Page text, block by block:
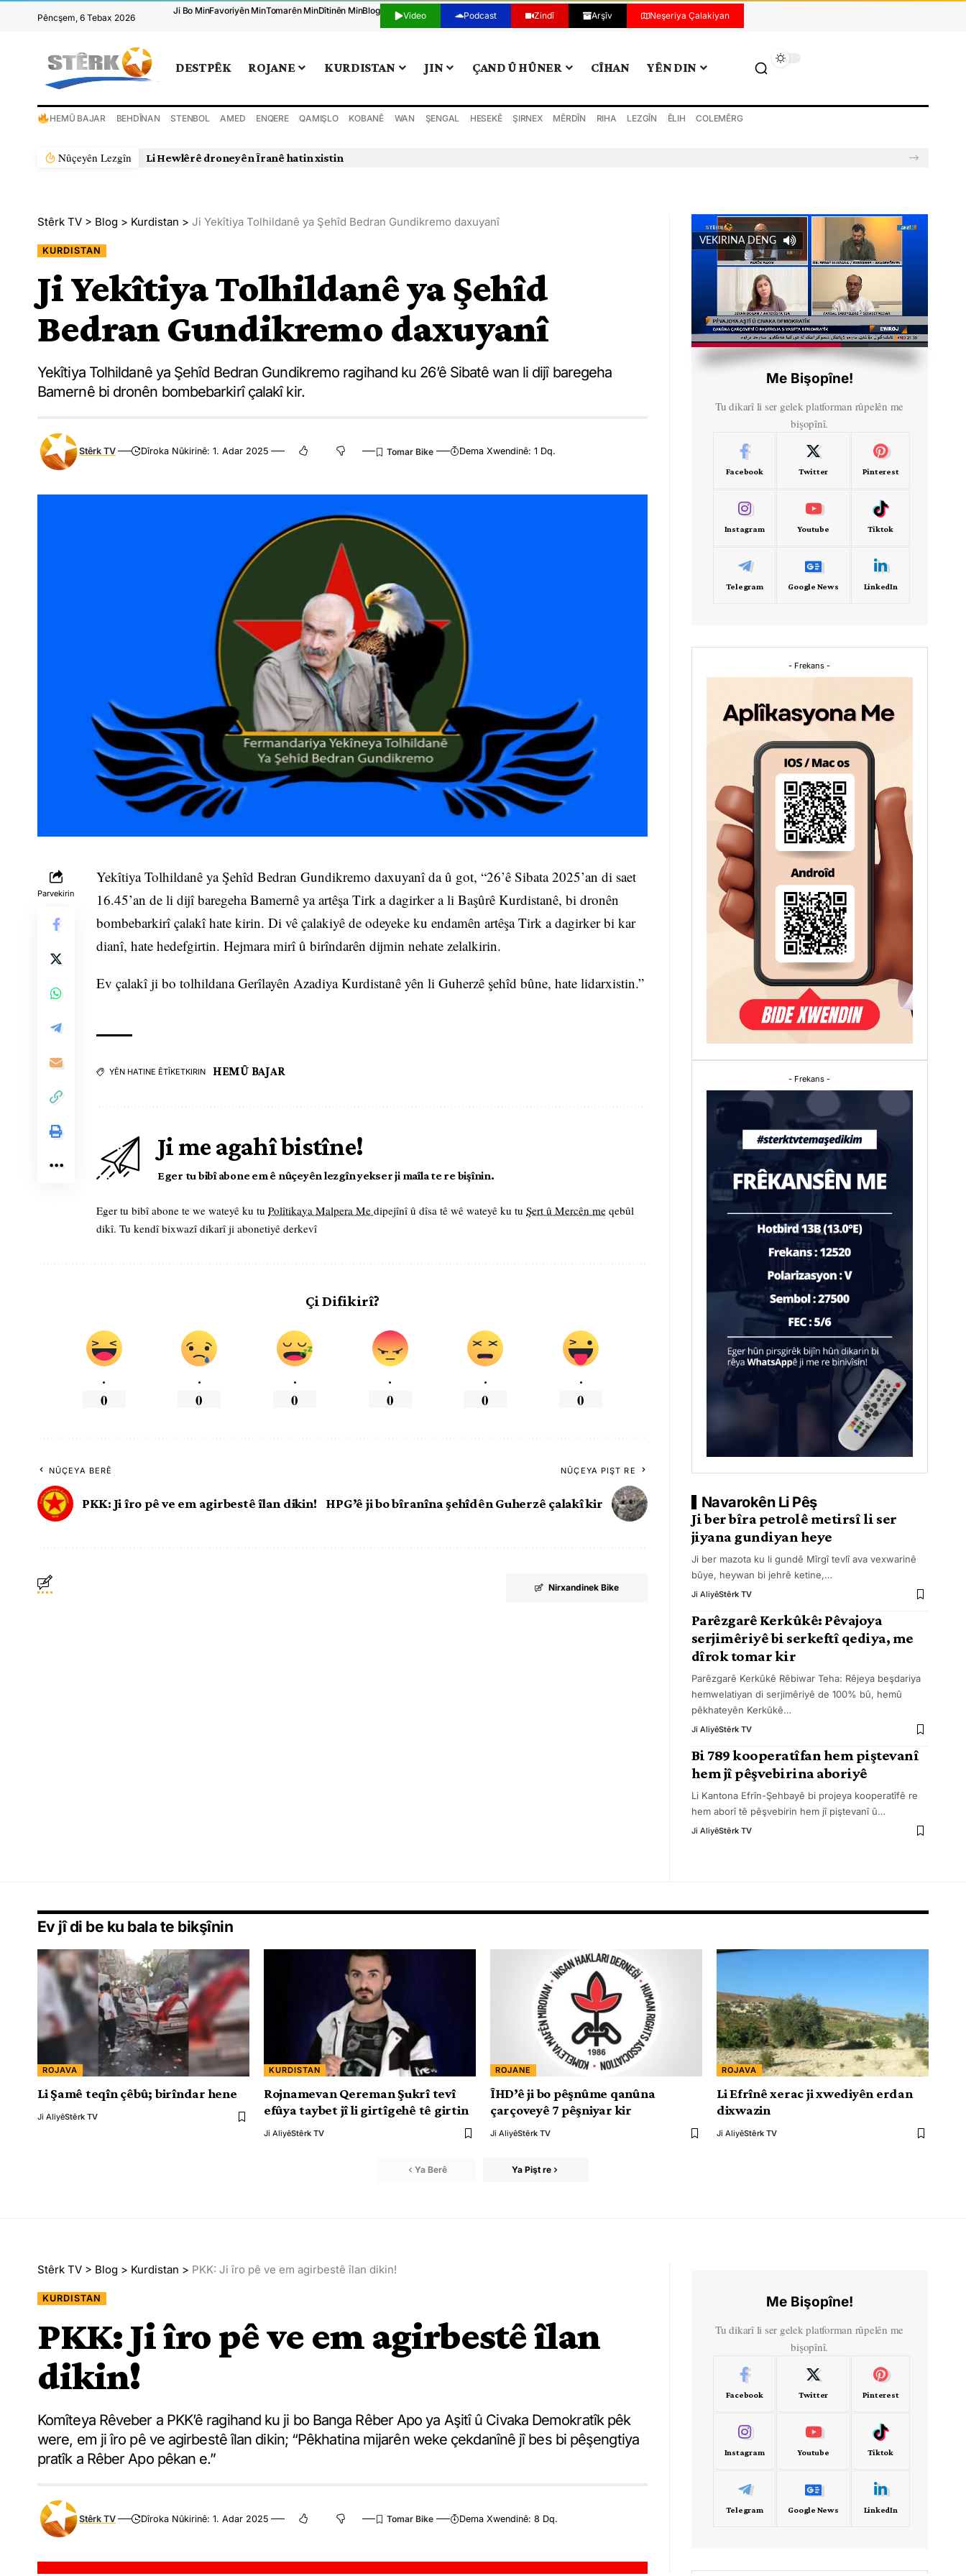
Pêncşem, 6 Tebax 2026
Ji Bo MinFavoriyên MinTomarên MinDîtinên MinBlog Video Podcast Zindî Arşîv Neşeriya Çalakiyan
DESTPÊK ROJANE KURDISTAN JIN ÇAND Û HÛNER CÎHAN YÊN DIN
HEMÛ BAJAR BEHDÎNAN STENBOL AMED ENQERE QAMIŞLO KOBANÊ WAN ŞENGAL HESEKÊ ŞIRNEX MÊRDÎN RIHA LEZGÎN ÊLIH COLEMÊRG
Nûçeyên Lezgîn Li Hewlêrê droneyên Îranê hatin xistin
Stêrk TV > Blog > Kurdistan > Ji Yekîtiya Tolhildanê ya Şehîd Bedran Gundikremo daxuyanî
KURDISTAN
Ji Yekîtiya Tolhildanê ya Şehîd
Bedran Gundikremo daxuyanî
Yekîtiya Tolhildanê ya Şehîd Bedran Gundikremo ragihand ku 26’ê Sibatê wan li dijî baregeha
Bamernê bi dronên bombebarkirî çalakî kir.
Stêrk TV Dîroka Nûkirinê: 1. Adar 2025 Dema Xwendinê: 1 Dq.
Parvekirin
Yekîtiya Tolhildanê ya Şehîd Bedran Gundikremo daxuyanî da û got, “26’ê Sibata 2025’an di saet
16.45’an de li dijî baregeha Bamernê ya artêşa Tirk a dagirker a li Başûrê Kurdistanê, bi dronên
bombebarkirî çalakî hate kirin. Di vê çalakiyê de odeyeke ku endamên artêşa Tirk a dagirker bi kar
dianî, hate hedefgirtin. Hejmara mirî û birîndarên dijmin nehate zelalkirin.
Ev çalakî ji bo tolhildana Gerîlayên Azadiya Kurdistanê yên li Guherzê şehîd bûne, hate lidarxistin.”
YÊN HATINE ÊTÎKETKIRIN HEMÛ BAJAR
Ji me agahî bistîne!
Eger tu bibî abone em ê nûçeyên lezgîn yekser ji maîla te re bişînin.
Eger tu bibî abone te we wateyê ku tu Polîtikaya Malpera Me dipejînî û dîsa tê wê wateyê ku tu Şert û Mercên me qebûl
dikî. Tu kendî bixwazî dikarî ji abonetiyê derkevî
Çi Difikirî?
.
0
.
0
.
0
.
0
.
0
.
0
NÛÇEYA BERÊ
PKK: Ji îro pê ve em agirbestê îlan dikin!
NÛÇEYA PIŞT RE
HPG’ê ji bo bîranîna şehîdên Guherzê çalakî kir
Nirxandinek Bike
VEKIRINA DENG
Me Bişopîne!
Tu dikarî li ser gelek platforman rûpelên me
bişopînî.
Facebook Twitter Pinterest
Instagram Youtube Tiktok
Telegram Google News LinkedIn
- Frekans -
- Frekans -
Navarokên Li Pêş
Ji ber bîra petrolê metirsî li ser
jiyana gundiyan heye
Ji ber mazota ku li gundê Mîrgî tevlî ava vexwarinê
bûye, heywan bi jehrê ketine,…
Ji AliyêStêrk TV
Parêzgarê Kerkûkê: Pêvajoya
serjimêriyê bi serkeftî qediya, me
dîrok tomar kir
Parêzgarê Kerkûkê Rêbiwar Teha: Rêjeya beşdariya
hemwelatiyan di serjimêriyê de 100% bû, hemû
pêkhateyên Kerkûkê…
Ji AliyêStêrk TV
Bi 789 kooperatîfan hem piştevanî
hem jî pêşvebirina aboriyê
Li Kantona Efrîn-Şehbayê bi projeya kooperatîfê re
hem aborî tê pêşvebirin hem jî piştevanî û…
Ji AliyêStêrk TV
Ev jî di be ku bala te bikşînin
ROJAVA
Li Şamê teqîn çêbû; birîndar hene
Ji AliyêStêrk TV
KURDISTAN
Rojnamevan Qereman Şukrî tevî
efûya taybet jî li girtîgehê tê girtin
Ji AliyêStêrk TV
ROJANE
ÎHD’ê ji bo pêşnûme qanûna
çarçoveyê 7 pêşniyar kir
Ji AliyêStêrk TV
ROJAVA
Li Efrînê xerac ji xwediyên erdan
dixwazin
Ji AliyêStêrk TV
Ya Berê Ya Pişt re
Stêrk TV > Blog > Kurdistan > PKK: Ji îro pê ve em agirbestê îlan dikin!
KURDISTAN
PKK: Ji îro pê ve em agirbestê îlan
dikin!
Komîteya Rêveber a PKK’ê ragihand ku ji bo Banga Rêber Apo ya Aşitî û Civaka Demokratîk pêk
were, em ji îro pê ve agirbestê îlan dikin; “Pêkhatina mijarên weke çekdanînê jî bes bi pêşengtiya
pratîk a Rêber Apo pêkan e.”
Stêrk TV Dîroka Nûkirinê: 1. Adar 2025 Dema Xwendinê: 8 Dq.
Me Bişopîne!
Tu dikarî li ser gelek platforman rûpelên me
bişopînî.
Facebook Twitter Pinterest
Instagram Youtube Tiktok
Telegram Google News LinkedIn